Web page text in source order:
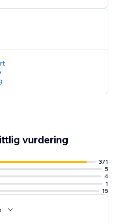
vurdering
371
5
4
1
15